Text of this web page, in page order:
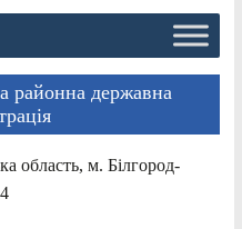
районна державна
область, м. Білгород-